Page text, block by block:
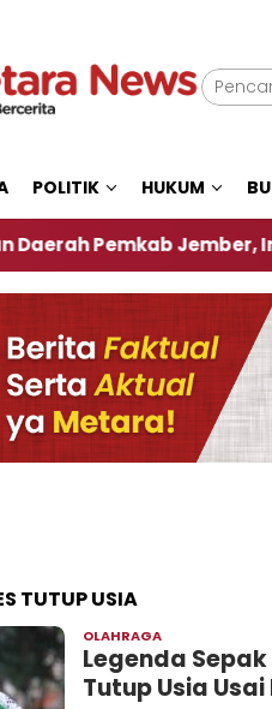
POLITIK HUKUM
Jember, Ini Kata
TUTUP USIA
OLAHRAGA
D
Legenda
Tutup Usia